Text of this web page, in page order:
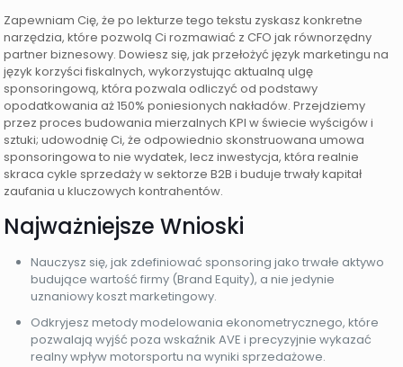
Zapewniam Cię, że po lekturze tego tekstu zyskasz konkretne
narzędzia, które pozwolą Ci rozmawiać z CFO jak równorzędny
partner biznesowy. Dowiesz się, jak przełożyć język marketingu na
język korzyści fiskalnych, wykorzystując aktualną ulgę
sponsoringową, która pozwala odliczyć od podstawy
opodatkowania aż 150% poniesionych nakładów. Przejdziemy
przez proces budowania mierzalnych KPI w świecie wyścigów i
sztuki; udowodnię Ci, że odpowiednio skonstruowana umowa
sponsoringowa to nie wydatek, lecz inwestycja, która realnie
skraca cykle sprzedaży w sektorze B2B i buduje trwały kapitał
zaufania u kluczowych kontrahentów.
Najważniejsze Wnioski
Nauczysz się, jak zdefiniować sponsoring jako trwałe aktywo
budujące wartość firmy (Brand Equity), a nie jedynie
uznaniowy koszt marketingowy.
Odkryjesz metody modelowania ekonometrycznego, które
pozwalają wyjść poza wskaźnik AVE i precyzyjnie wykazać
realny wpływ motorsportu na wyniki sprzedażowe.